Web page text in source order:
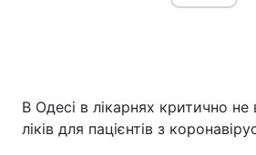
В Одесі в лікарнях критично не
ліків для пацієнтів з